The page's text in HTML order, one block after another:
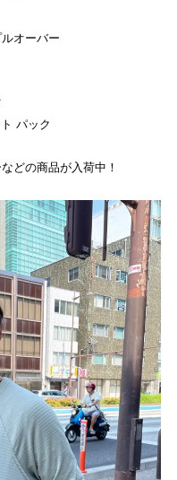
オーバー
パック
どの商品が入荷中！